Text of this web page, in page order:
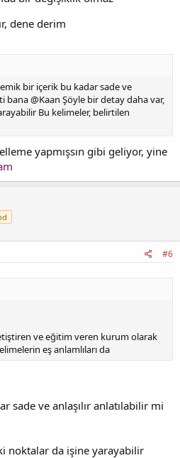
dene derim
bir içerik bu kadar sade ve
bana @Kaan Şöyle bir detay daha var,
Bu kelimeler, belirtilen
yapmışsın gibi geliyor, yine
#6
ve eğitim veren kurum olarak
eş anlamlıları da
sade ve anlaşılır anlatılabilir mi
noktalar da işine yarayabilir